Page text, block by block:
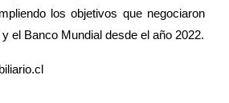
los objetivos que negociaron
el Banco Mundial desde el año 2022.